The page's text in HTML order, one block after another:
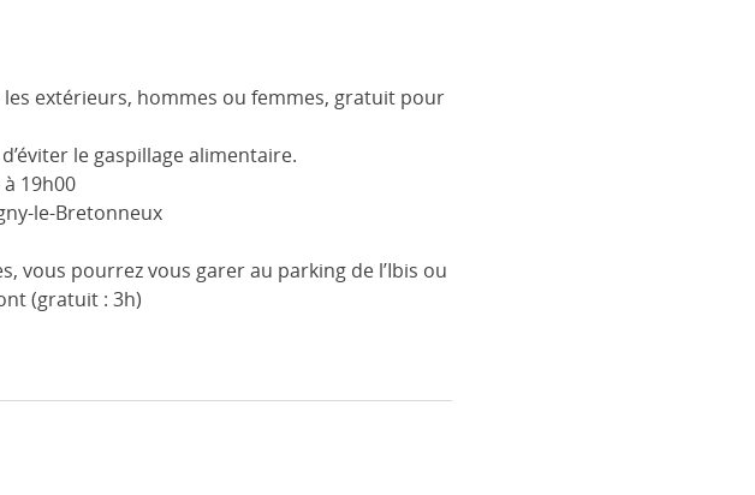
extérieurs, hommes ou femmes, gratuit pour
le gaspillage alimentaire.
19h00
le-Bretonneux
vous pourrez vous garer au parking de l’Ibis ou
(gratuit : 3h)